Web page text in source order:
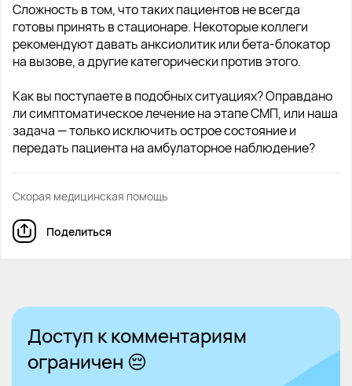
Сложность в том, что таких пациентов не всегда
готовы принять в стационаре. Некоторые коллеги
рекомендуют давать анксиолитик или бета-блокатор
на вызове, а другие категорически против этого.
Как вы поступаете в подобных ситуациях? Оправдано
ли симптоматическое лечение на этапе СМП, или наша
задача — только исключить острое состояние и
передать пациента на амбулаторное наблюдение?
Скорая медицинская помощь
Поделиться
Доступ к комментариям
ограничен 😔